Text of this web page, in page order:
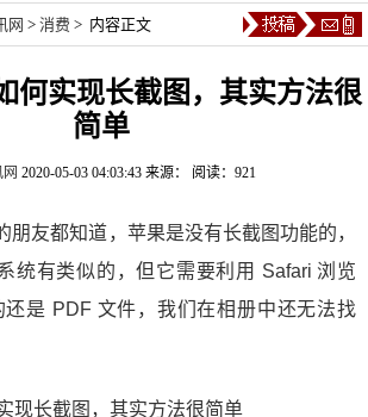
网 > 消费 > 内容正文
何实现长截图，其实方法很
简单
2020-05-03 04:03:43 来源： 阅读：921
朋友都知道，苹果是没有长截图功能的，
统有类似的，但它需要利用 Safari 浏览
是 PDF 文件，我们在相册中还无法找